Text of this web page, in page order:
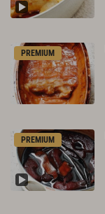
PREMIUM
PREMIUM